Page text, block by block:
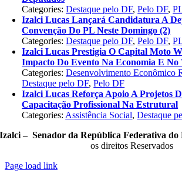
Categories:Destaque pelo DF,Pelo DF,
Izalci Lucas Lançará Candidatura A
Convenção Do PL Neste Domingo (2)
Categories:Destaque pelo DF,Pelo DF,
Izalci Lucas Prestigia O Capital Moto
Impacto Do Evento Na Economia E No
Categories:Desenvolvimento Econômico
Destaque pelo DF,Pelo DF
Izalci Lucas Reforça Apoio A Projetos
Capacitação Profissional Na Estrutural
Categories: Assistência Social,Destaque
Izalci – Senador da República Federativa do
os direitos Reservados
Page load link